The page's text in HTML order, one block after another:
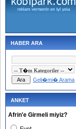
HABER ARA
Geli�mi� Arama
ANKET
Afrin'e Girmeli miyiz?